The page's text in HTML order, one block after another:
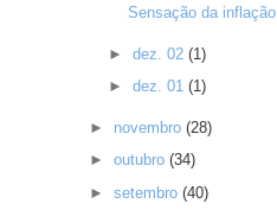
Sensação da inflação
► dez. 02 (1)
► dez. 01 (1)
► novembro(28)
►outubro(34)
►setembro(40)